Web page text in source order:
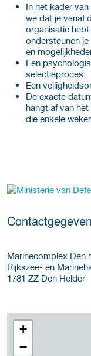
In het kader
we dat je vanaf
organisatie
ondersteunen
en
Een
selectieproces.
Een
De exacte
hangt af van
die enkele
Meer werkgever
Marinecomplex Den
Rijkszee- en
1781 ZZ Den Helder
+
−